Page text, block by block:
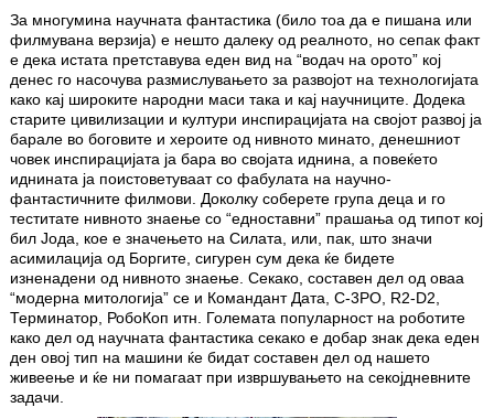
За многумина научната фантастика (било тоа да е пишана или
филмувана верзија) е нешто далеку од реалното, но сепак факт
е дека истата претставува еден вид на “водач на орото” кој
денес го насочува размислувањето за развојот на технологијата
како кај широките народни маси така и кај научниците. Додека
старите цивилизации и култури инспирацијата на својот развој ја
барале во боговите и хероите од нивното минато, денешниот
човек инспирацијата ја бара во својата иднина, а повеќето
иднината ја поистоветуваат со фабулата на научно-
фантастичните филмови. Доколку соберете група деца и го
теститате нивното знаење со “едноставни” прашања од типот кој
бил Јода, кое е значењето на Силата, или, пак, што значи
асимилација од Боргите, сигурен сум дека ќе бидете
изненадени од нивното знаење. Секако, составен дел од оваа
“модерна митологија” се и Командант Дата, C-3PO, R2-D2,
Терминатор, РобоКоп итн. Големата популарност на роботите
како дел од научната фантастика секако е добар знак дека еден
ден овој тип на машини ќе бидат составен дел од нашето
живеење и ќе ни помагаат при извршувањето на секојдневните
задачи.